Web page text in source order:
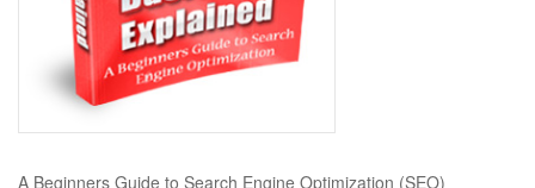
A Beginners Guide to Search Engine Optimization (SEO)